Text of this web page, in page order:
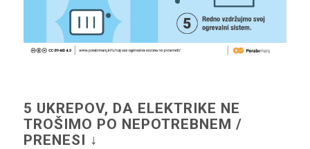
5 UKREPOV, DA ELEKTRIKE NE
TROŠIMO PO NEPOTREBNEM /
PRENESI ↓